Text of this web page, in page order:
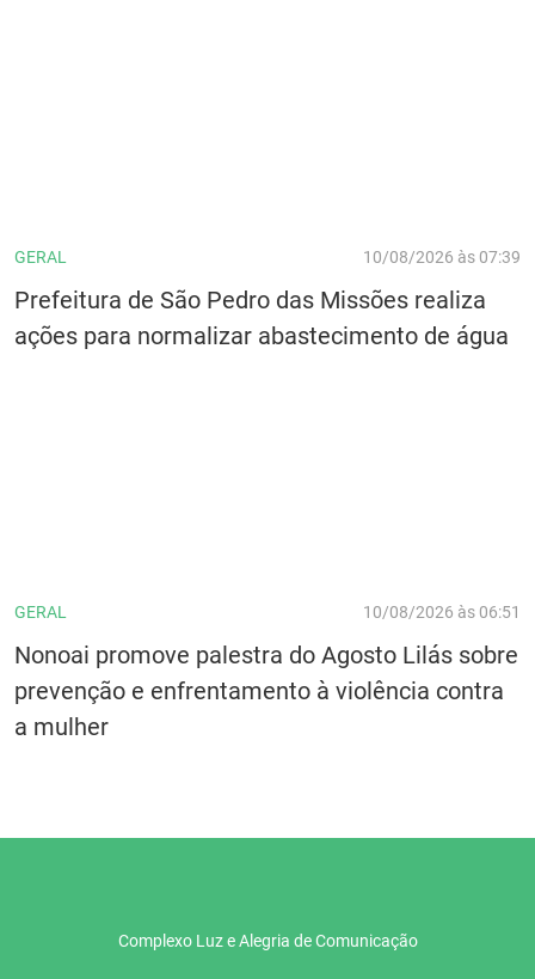
GERAL 10/08/2026 às 07:39
Prefeitura de São Pedro das Missões realiza
ações para normalizar abastecimento de água
GERAL 10/08/2026 às 06:51
Nonoai promove palestra do Agosto Lilás sobre
prevenção e enfrentamento à violência contra
a mulher
Complexo Luz e Alegria de Comunicação